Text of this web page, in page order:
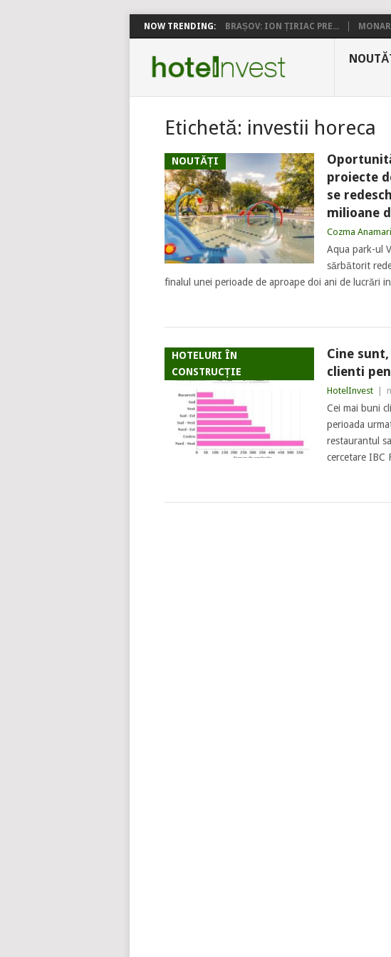
NOW TRENDING: BRAȘOV: ION ȚIRIAC PRE...
Etichetă: investii horeca
NOUTĂȚI
proiecte
se
milioane
Cozma
Aqua park-ul
sărbătorit
finalul unei perioade de aproape doi ani de lucrări
HOTELURI ÎN
CONSTRUCȚIE
Cine
clienti
HotelInvest
Cei mai buni
perioada
restaurantul
cercetare IBC